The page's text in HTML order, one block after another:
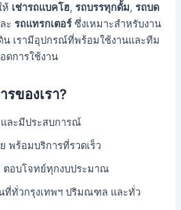
ห้ เช่ารถแบคโฮ,รถบรรทุกดั้ม,รถบด
ะรถแทรกเตอร์ ซึ่งเหมาะสำหรับงาน
น เรามีอุปกรณ์ที่พร้อมใช้งานและทีม
ดการใช้งาน
รของเรา?
ละมีประสบการณ์
พร้อมบริการที่รวดเร็ว
ตอบโจทย์ทุกงบประมาณ
ทั่วกรุงเทพฯ ปริมณฑล และทั่ว